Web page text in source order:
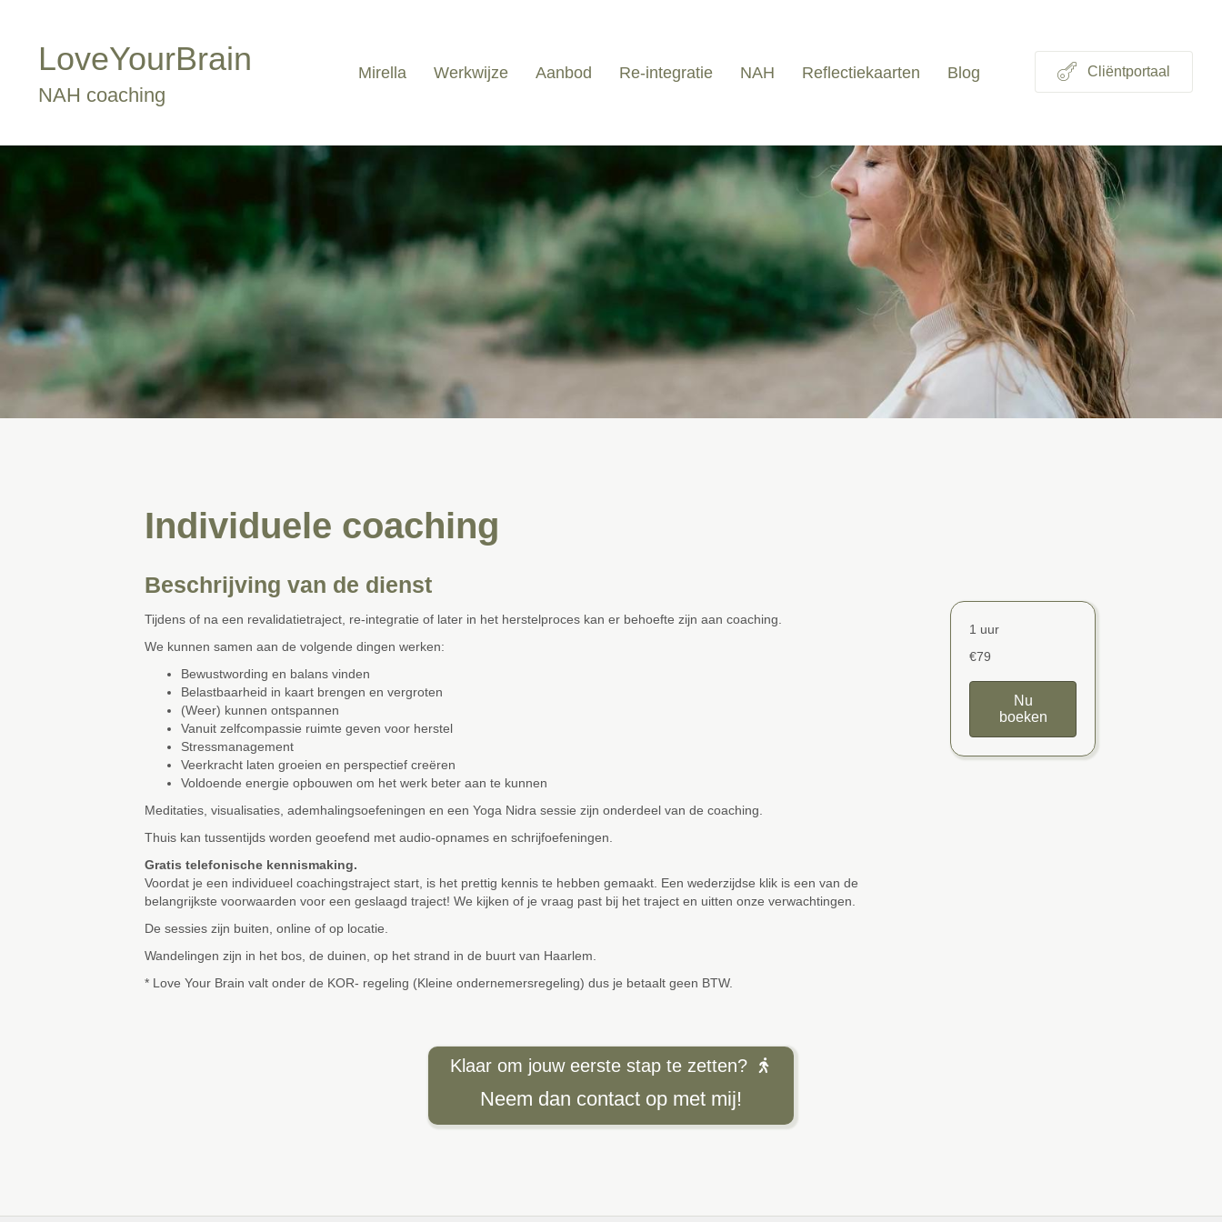
LoveYourBrain
NAH coaching
Mirella Werkwijze Aanbod Re-integratie NAH Reflectiekaarten Blog Cliëntportaal
Individuele coaching
Beschrijving van de dienst
Tijdens of na een revalidatietraject, re-integratie of later in het herstelproces kan er behoefte zijn aan coaching.
We kunnen samen aan de volgende dingen werken:
Bewustwording en balans vinden
Belastbaarheid in kaart brengen en vergroten
(Weer) kunnen ontspannen
Vanuit zelfcompassie ruimte geven voor herstel
Stressmanagement
Veerkracht laten groeien en perspectief creëren
Voldoende energie opbouwen om het werk beter aan te kunnen
Meditaties, visualisaties, ademhalingsoefeningen en een Yoga Nidra sessie zijn onderdeel van de coaching.
Thuis kan tussentijds worden geoefend met audio-opnames en schrijfoefeningen.
Gratis telefonische kennismaking.
Voordat je een individueel coachingstraject start, is het prettig kennis te hebben gemaakt. Een wederzijdse klik is een van de
belangrijkste voorwaarden voor een geslaagd traject! We kijken of je vraag past bij het traject en uitten onze verwachtingen.
De sessies zijn buiten, online of op locatie.
Wandelingen zijn in het bos, de duinen, op het strand in de buurt van Haarlem.
* Love Your Brain valt onder de KOR- regeling (Kleine ondernemersregeling) dus je betaalt geen BTW.
1 uur
€79
Nu
boeken
Klaar om jouw eerste stap te zetten?
Neem dan contact op met mij!